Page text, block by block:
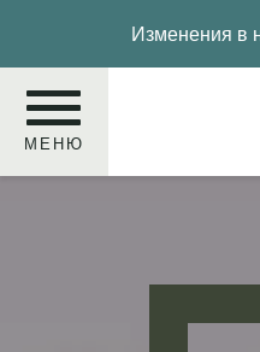
основному
содержанию
Изменения в
МЕНЮ